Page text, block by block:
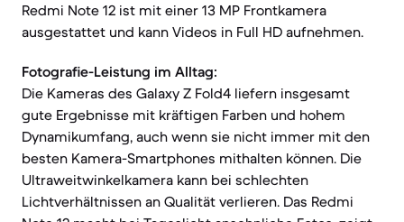
Redmi Note 12 ist mit einer 13 MP Frontkamera
ausgestattet und kann Videos in Full HD aufnehmen.
Fotografie-Leistung im Alltag:
Die Kameras des Galaxy Z Fold4 liefern insgesamt
gute Ergebnisse mit kräftigen Farben und hohem
Dynamikumfang, auch wenn sie nicht immer mit den
besten Kamera-Smartphones mithalten können. Die
Ultraweitwinkelkamera kann bei schlechten
Lichtverhältnissen an Qualität verlieren. Das Redmi